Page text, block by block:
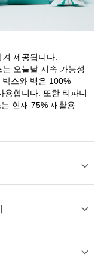
제공됩니다.
오늘날 지속 가능성
스와 백은 100%
합니다. 또한 티파니
현재 75% 재활용